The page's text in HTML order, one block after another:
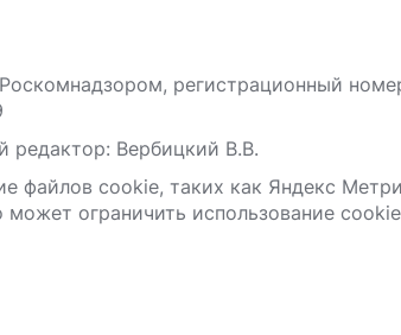
регистрационный
редактор: Вербицкий В.В.
файлов сооkіе, таких как Яндекс
ограничить использование